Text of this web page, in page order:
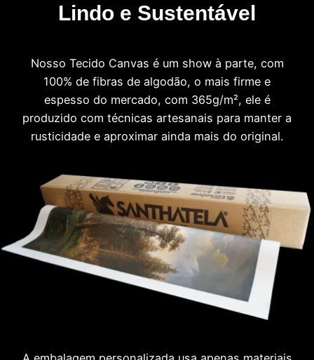
Lindo e Sustentável
Nosso Tecido Canvas é um show à parte, com
100% de fibras de algodão, o mais firme e
espesso do mercado, com 365g/m², ele é
produzido com técnicas artesanais para manter a
rusticidade e aproximar ainda mais do original.